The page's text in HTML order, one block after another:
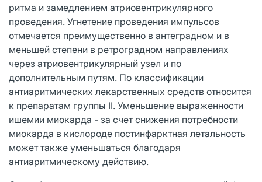
ритма и замедлением атриовентрикулярного
проведения. Угнетение проведения импульсов
отмечается преимущественно в антеградном и в
меньшей степени в ретроградном направлениях
через атриовентрикулярный узел и по
дополнительным путям. По классификации
антиаритмических лекарственных средств относится
к препаратам группы II. Уменьшение выраженности
ишемии миокарда - за счет снижения потребности
миокарда в кислороде постинфарктная летальность
может также уменьшаться благодаря
антиаритмическому действию.